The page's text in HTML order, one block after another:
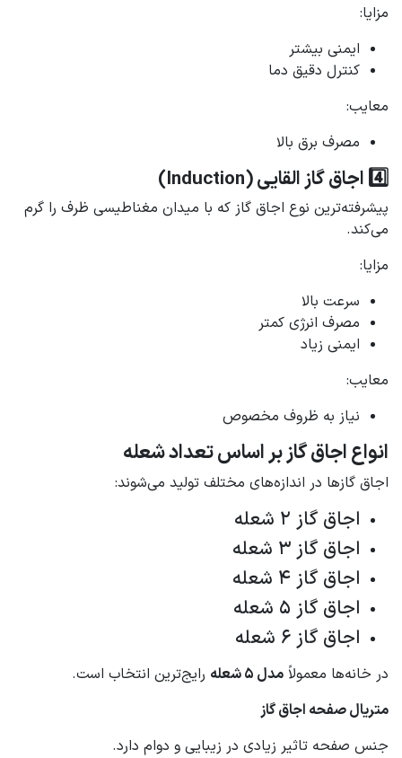
مزایا:
ایمنی بیشتر
کنترل دقیق دما
معایب:
مصرف برق بالا
4️⃣ اجاق گاز القایی (Induction)
پیشرفته‌ترین نوع اجاق گاز که با میدان مغناطیسی ظرف را گرم
می‌کند.
مزایا:
سرعت بالا
مصرف انرژی کمتر
ایمنی زیاد
معایب:
نیاز به ظروف مخصوص
انواع اجاق گاز بر اساس تعداد شعله
اجاق گازها در اندازه‌های مختلف تولید می‌شوند:
اجاق گاز 2 شعله
اجاق گاز 3 شعله
اجاق گاز 4 شعله
اجاق گاز 5 شعله
اجاق گاز 6 شعله
در خانه‌ها معمولاً مدل 5 شعله
رایج‌ترین انتخاب است.
متریال صفحه اجاق گاز
جنس صفحه تاثیر زیادی در زیبایی و دوام دارد.